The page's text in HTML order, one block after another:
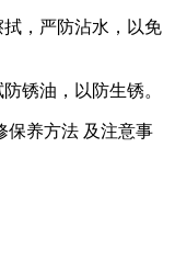
，严防沾水，以免
锈油，以防生锈。
保养方法 及注意事